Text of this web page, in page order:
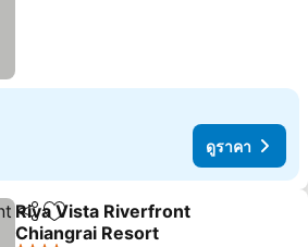
ดูราคา
แชร์ เพิ่มในรายการโปรด
Riva Vista Riverfront
Chiangrai Resort